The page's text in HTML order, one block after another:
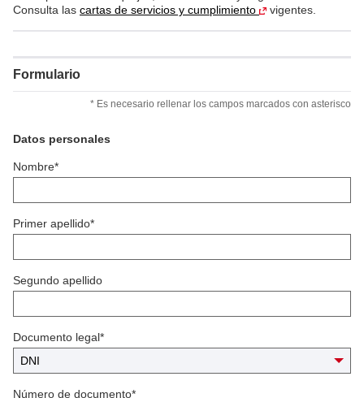
Consulta las cartas de servicios y cumplimiento vigentes.
Formulario
* Es necesario rellenar los campos marcados con asterisco
Datos personales
Nombre*
Primer apellido*
Segundo apellido
Documento legal*
Número de documento*